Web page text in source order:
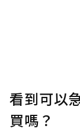
看到可以
買嗎？